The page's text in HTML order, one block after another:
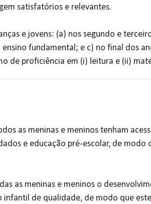
satisfatórios e relevantes.
e jovens: (a) nos segundo e
fundamental; e c) no final dos
de proficiência em (i) leitura e (ii)
as meninas e meninos tenham
e educação pré-escolar, de modo
as meninas e meninos o
infantil de qualidade, de modo que